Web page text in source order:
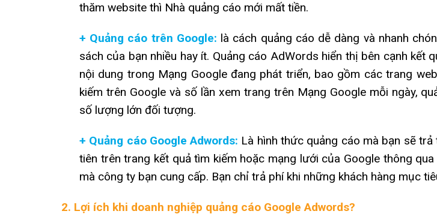
thăm website thì Nhà quảng cáo mới mất tiền.
+ Quảng cáo trên Google: là cách quảng cáo dễ dàng và nhanh
sách của bạn nhiều hay ít. Quảng cáo AdWords hiển thị bên cạnh
nội dung trong Mạng Google đang phát triển, bao gồm các trang
kiếm trên Google và số lần xem trang trên Mạng Google mỗi ngày,
số lượng lớn đối tượng.
+ Quảng cáo Google Adwords: Là hình thức quảng cáo mà bạn sẽ
tiên trên trang kết quả tìm kiếm hoặc mạng lưới của Google thông
mà công ty bạn cung cấp. Bạn chỉ trả phí khi những khách hàng mục
2. Lợi ích khi doanh nghiệp quảng cáo Google Adwords?